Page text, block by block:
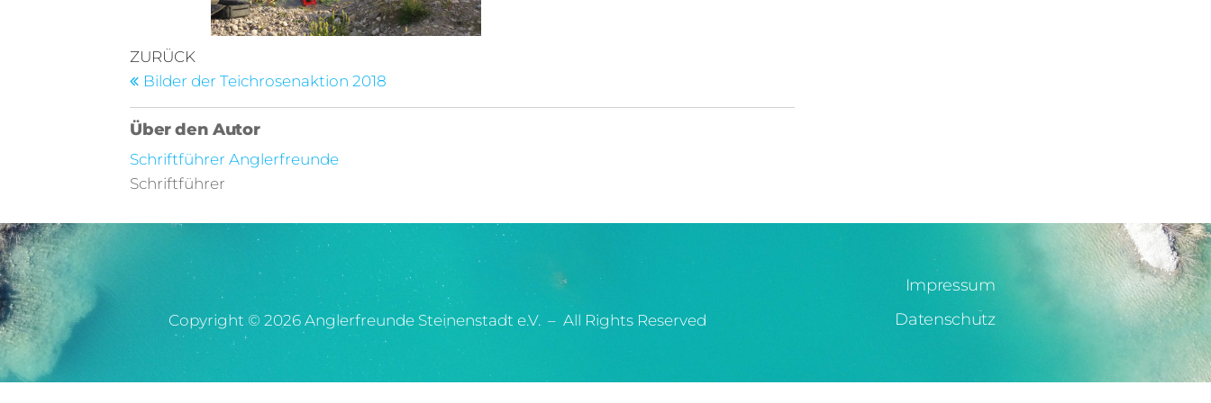
ZURÜCK
Bilder der Teichrosenaktion 2018
Über den Autor
Schriftführer Anglerfreunde
Schriftführer
Copyright © 2026 Anglerfreunde Steinenstadt e.V. – All Rights Reserved
Impressum
Datenschutz